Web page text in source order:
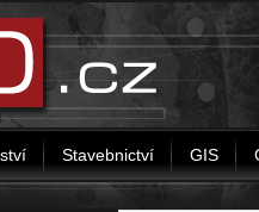
Stavebnictví GIS